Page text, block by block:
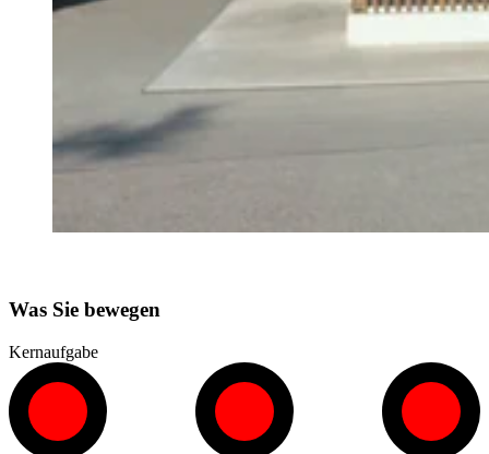
Was Sie bewegen
Kernaufgabe